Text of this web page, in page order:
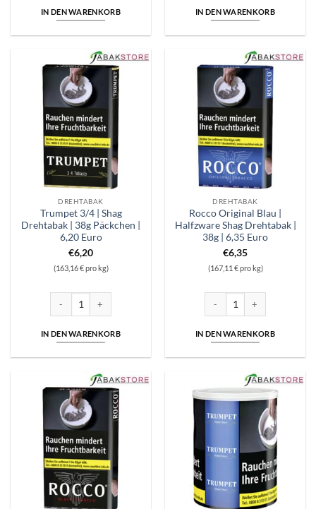
IN DEN WARENKORB IN DEN WARENKORB
DREHTABAK
Trumpet 3/4 | Shag
Drehtabak | 38g Päckchen |
6,20 Euro
€6,20
(163,16 € pro kg)
Trumpet 3/4 | Shag Drehtabak | 38g Päckchen | 6,20 Euro Menge
IN DEN WARENKORB
DREHTABAK
Rocco Original Blau |
Halfzware Shag Drehtabak |
38g | 6,35 Euro
€6,35
(167,11 € pro kg)
Rocco Original Blau |
IN DEN WARENKORB